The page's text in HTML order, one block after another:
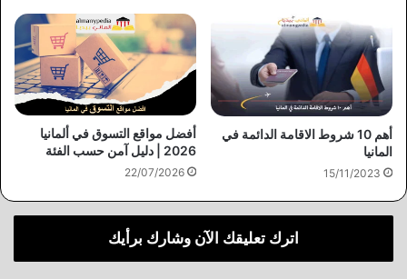
أهم 10 شروط الاقامة الدائمة في
المانيا
15/11/2023
أفضل مواقع التسوق في ألمانيا
2026 | دليل آمن حسب الفئة
22/07/2026
اترك تعليقك الآن وشارك برأيك